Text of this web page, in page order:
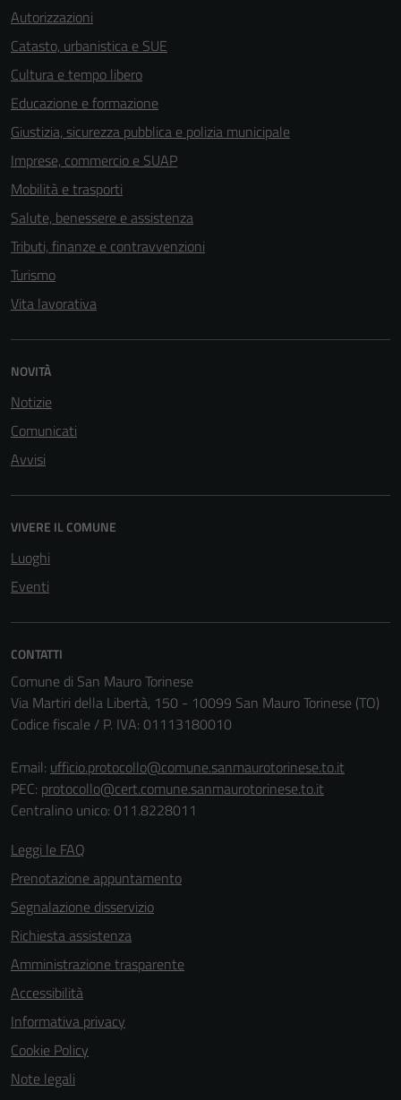
Autorizzazioni
Catasto, urbanistica e SUE
Cultura e tempo libero
Educazione e formazione
Giustizia, sicurezza pubblica e polizia municipale
Imprese, commercio e SUAP
Mobilità e trasporti
Salute, benessere e assistenza
Tributi, finanze e contravvenzioni
Turismo
Vita lavorativa
NOVITÀ
Notizie
Comunicati
Avvisi
VIVERE IL COMUNE
Luoghi
Eventi
CONTATTI
Comune di San Mauro Torinese
Via Martiri della Libertà, 150 - 10099 San Mauro Torinese (TO)
Codice fiscale / P. IVA: 01113180010
Email: ufficio.protocollo@comune.sanmaurotorinese.to.it
PEC: protocollo@cert.comune.sanmaurotorinese.to.it
Centralino unico: 011.8228011
Leggi le FAQ
Prenotazione appuntamento
Segnalazione disservizio
Richiesta assistenza
Amministrazione trasparente
Accessibilità
Informativa privacy
Cookie Policy
Note legali
non raccolgono
informazioni